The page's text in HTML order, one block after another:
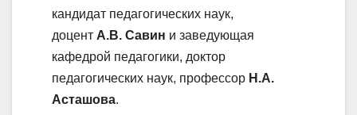
кандидат педагогических наук,
доцент А.В. Савин и заведующая
кафедрой педагогики, доктор
педагогических наук, профессор Н.А.
Асташова.